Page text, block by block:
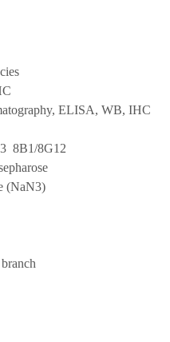
ELISA, WB, IHC
8B1/8G12
(NaN3)
branch